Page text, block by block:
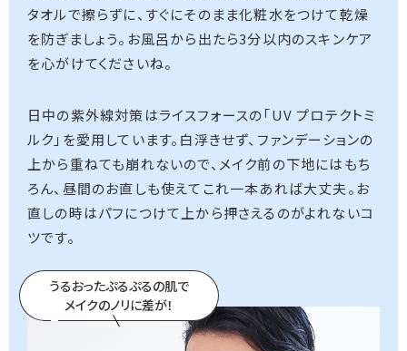
タオルで擦らずに、すぐにそのまま化粧水をつけて乾燥
を防ぎましょう。お風呂から出たら3分以内のスキンケア
を心がけてくださいね。
日中の紫外線対策はライスフォースの「UV プロテクトミ
ルク」を愛用しています。白浮きせず、ファンデーションの
上から重ねても崩れないので、メイク前の下地にはもち
ろん、昼間のお直しも使えてこれ一本あれば大丈夫。お
直しの時はパフにつけて上から押さえるのがよれないコ
ツです。
うるおったぷるぷるの肌で
メイクのノリに差が！